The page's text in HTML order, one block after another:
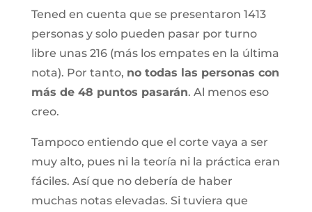
Tened en cuenta que se presentaron 1413
personas y solo pueden pasar por turno
libre unas 216 (más los empates en la última
nota). Por tanto, no todas las personas con
más de 48 puntos pasarán. Al menos eso
creo.
Tampoco entiendo que el corte vaya a ser
muy alto, pues ni la teoría ni la práctica eran
fáciles. Así que no debería de haber
muchas notas elevadas. Si tuviera que